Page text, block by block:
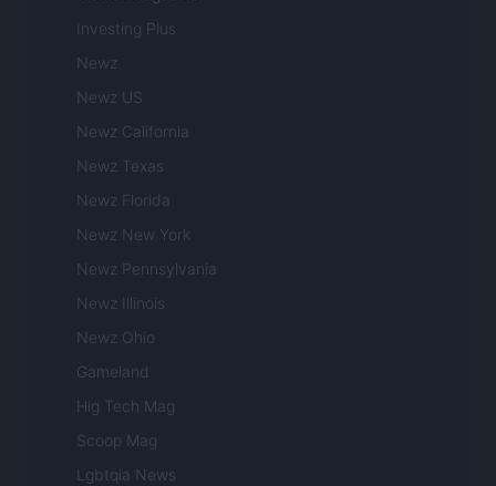
Investing Plus
Newz
Newz US
Newz California
Newz Texas
Newz Florida
Newz New York
Newz Pennsylvania
Newz Illinois
Newz Ohio
Gameland
Hig Tech Mag
Scoop Mag
Lgbtqia News